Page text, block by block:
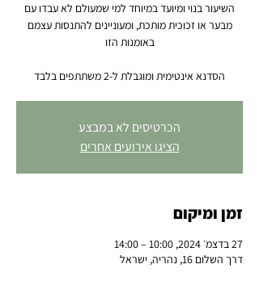
השיעור בנוי ומיועד במיוחד למי שמעולם לא עבדו עם
מבער או זכוכית מותכת, ומעוניינים להתנסות עצמם
הסדנא אינטימית ומוגבלת ל-2 משתתפים בלבד
הכרטיסים לא במבצע
הציגו אירועים אחרים
זמן ומיקום
27 בדצמ׳ 2024, 10:00 – 14:00
דרך השלום 16, נהריה, ישראל